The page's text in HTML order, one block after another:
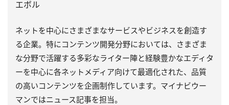
エボル
ネットを中心にさまざまなサービスやビジネスを創造す
る企業。特にコンテンツ開発分野においては、さまざま
な分野で活躍する多彩なライター陣と経験豊かなエディタ
ーを中心に各ネットメディア向けて最適化された、品質
の高いコンテンツを企画制作しています。マイナビウー
マンではニュース記事を担当。